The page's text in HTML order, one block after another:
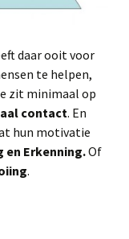
daar ooit voor
te helpen,
zit minimaal op
contact. En
hun motivatie
en Erkenning.Of
.